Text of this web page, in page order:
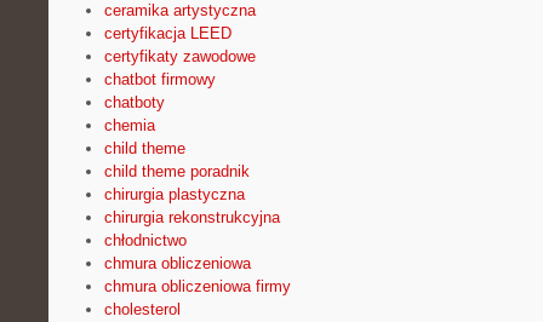
ceramika artystyczna
certyfikacja LEED
certyfikaty zawodowe
chatbot firmowy
chatboty
chemia
child theme
child theme poradnik
chirurgia plastyczna
chirurgia rekonstrukcyjna
chłodnictwo
chmura obliczeniowa
chmura obliczeniowa firmy
cholesterol